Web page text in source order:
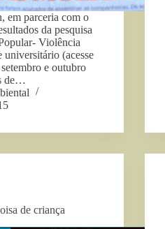
em parceria com o
da pesquisa
Violência
universitário (acesse
e outubro
de…
de criança